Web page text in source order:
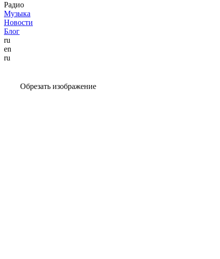
Радио
Музыка
Новости
Блог
ru
en
ru
Обрезать изображение